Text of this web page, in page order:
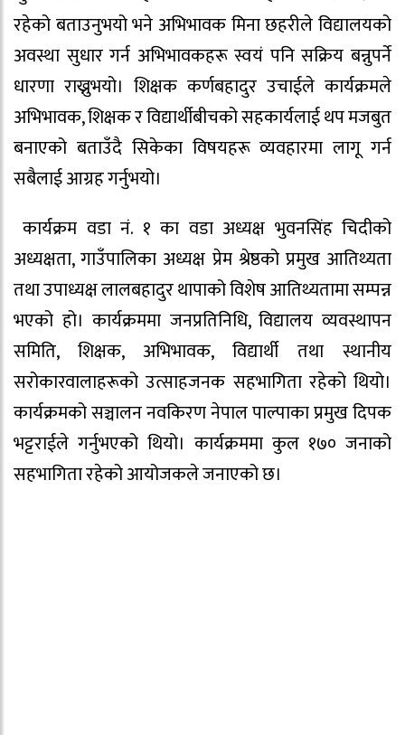
रहेको बताउनुभयो भने अभिभावक मिना छहरीले विद्यालयको
अवस्था सुधार गर्न अभिभावकहरू स्वयं पनि सक्रिय बन्नुपर्ने
धारणा राख्नुभयो। शिक्षक कर्णबहादुर उचाईले कार्यक्रमले
अभिभावक, शिक्षक र विद्यार्थीबीचको सहकार्यलाई थप मजबुत
बनाएको बताउँदै सिकेका विषयहरू व्यवहारमा लागू गर्न
सबैलाई आग्रह गर्नुभयो।
कार्यक्रम वडा नं. १ का वडा अध्यक्ष भुवनसिंह चिदीको
अध्यक्षता, गाउँपालिका अध्यक्ष प्रेम श्रेष्ठको प्रमुख आतिथ्यता
तथा उपाध्यक्ष लालबहादुर थापाको विशेष आतिथ्यतामा सम्पन्न
भएको हो। कार्यक्रममा जनप्रतिनिधि, विद्यालय व्यवस्थापन
समिति, शिक्षक, अभिभावक, विद्यार्थी तथा स्थानीय
सरोकारवालाहरूको उत्साहजनक सहभागिता रहेको थियो।
कार्यक्रमको सञ्चालन नवकिरण नेपाल पाल्पाका प्रमुख दिपक
भट्टराईले गर्नुभएको थियो। कार्यक्रममा कुल १७० जनाको
सहभागिता रहेको आयोजकले जनाएको छ।